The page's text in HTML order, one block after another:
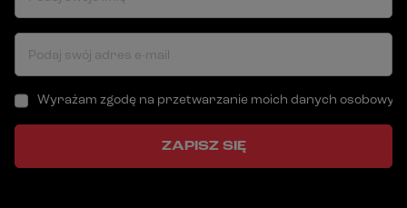
Podaj swój adres e-mail
Wyrażam zgodę na przetwarzanie moich danych
ZAPISZ SIĘ